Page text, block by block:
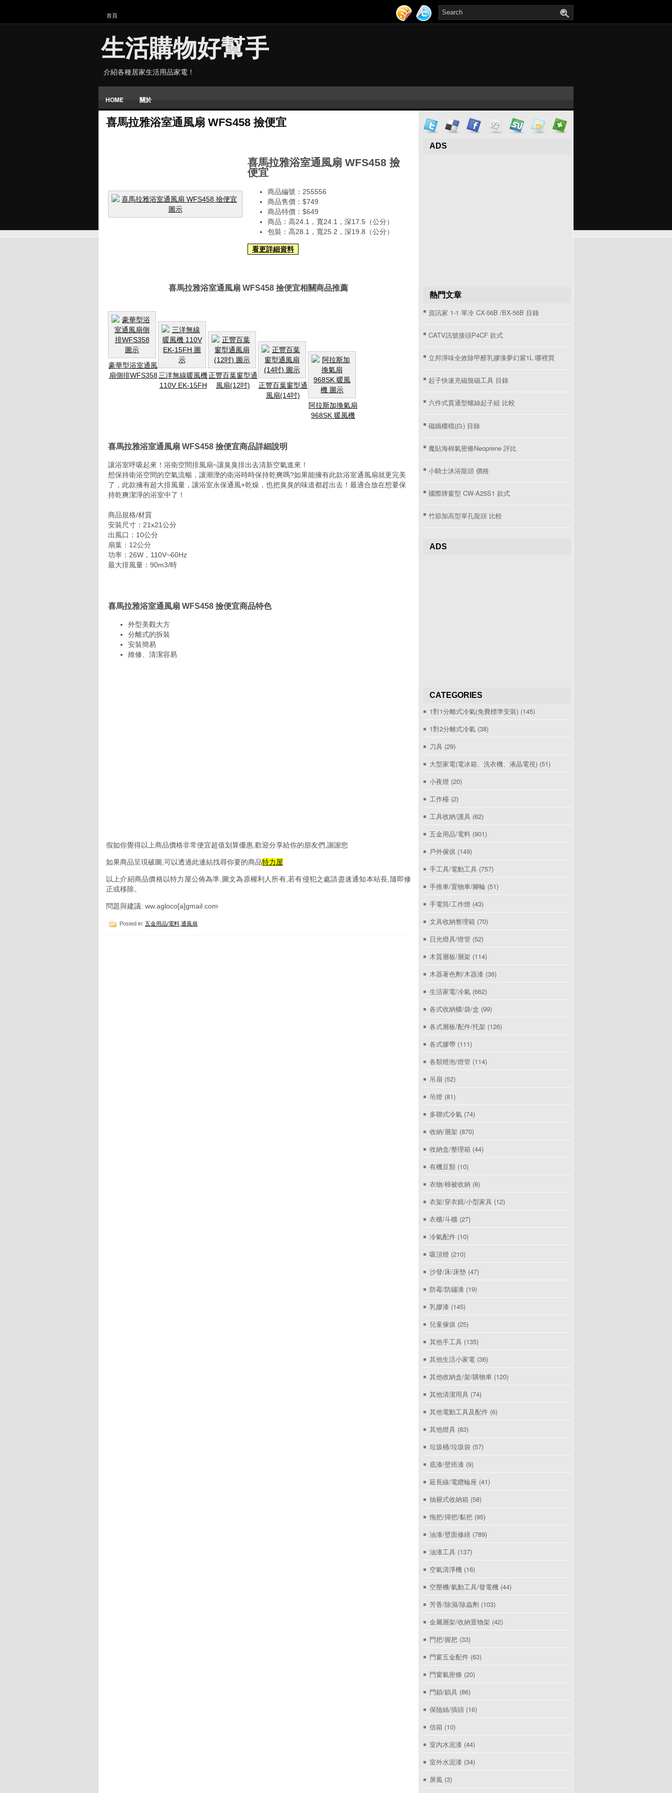
首頁
生活購物好幫手
介紹各種居家生活用品家電！
HOME 關於
喜馬拉雅浴室通風扇 WFS458 撿便宜
喜馬拉雅浴室通風扇 WFS458 撿
便宜
商品編號：255556
商品售價：$749
商品特價： $649
商品：高24.1，寬24.1，深17.5（公分）
包裝：高28.1，寬25.2，深19.8（公分）
看更詳細資料
喜馬拉雅浴室通風扇 WFS458 撿便宜相關商品推薦
豪華型浴室通風
扇側排WFS358 三洋無線暖風機
110V EK-15FH
正豐百葉窗型通
風扇(12吋)
正豐百葉窗型通
風扇(14吋)
阿拉斯加換氣扇
968SK 暖風機
喜馬拉雅浴室通風扇 WFS458 撿便宜商品詳細說明
讓浴室呼吸起來！浴衛空間排風扇~讓臭臭排出去清新空氣進來！
想保持衛浴空間的空氣流暢，讓潮溼的衛浴時時保持乾爽嗎?如果能擁有此款浴室通風扇就更完美
了，此款擁有超大排風量，讓浴室永保通風+乾燥，也把臭臭的味道都趕出去！最適合放在想要保
持乾爽潔淨的浴室中了！
商品規格/材質
安裝尺寸：21x21公分
出風口：10公分
扇葉：12公分
功率：26W，110V~60Hz
最大排風量：90m3/時
喜馬拉雅浴室通風扇 WFS458 撿便宜商品特色
外型美觀大方
分離式的拆裝
安裝簡易
維修、清潔容易
假如你覺得以上商品價格非常便宜超值划算優惠,歡迎分享給你的朋友們,謝謝您
如果商品呈現破圖,可以透過此連結找尋你要的商品特力屋
以上介紹商品價格以特力屋公佈為準,圖文為原權利人所有,若有侵犯之處請盡速通知本站長,隨即修
正或移除。
問題與建議: ww.agloco[a]gmail.com
Posted in: 五金用品/電料 通風扇
ADS
熱門文章
資訊家 1-1 單冷 CX-56B /BX-56B 目錄
CATV訊號接頭P4CF 款式
立邦淨味全效除甲醛乳膠漆夢幻紫1L 哪裡買
起子快速充磁脫磁工具 目錄
六件式貫通型螺絲起子組 比較
磁鐵櫃檔(白) 目錄
魔貼海棉氣密條Neoprene 評比
小騎士沐浴龍頭 價格
國際牌窗型 CW-A25S1 款式
竹節加高型單孔龍頭 比較
ADS
CATEGORIES
1對1分離式冷氣(免費標準安裝) (145)
1對2分離式冷氣 (38)
刀具 (29)
大型家電(電冰箱、洗衣機、液晶電視) (51)
小夜燈 (20)
工作檯 (2)
工具收納/護具 (62)
五金用品/電料 (901)
戶外傢俱 (149)
手工具/電動工具 (757)
手推車/置物車/腳輪 (51)
手電筒/工作燈 (43)
文具收納整理箱 (70)
日光燈具/燈管 (52)
木質層板/層架 (114)
木器著色劑/木器漆 (36)
生活家電/冷氣 (662)
各式收納櫃/袋/盒 (99)
各式層板/配件/托架 (126)
各式膠帶 (111)
各類燈泡/燈管 (114)
吊扇 (52)
吊燈 (81)
多聯式冷氣 (74)
收納/層架 (870)
收納盒/整理箱 (44)
有機豆類 (10)
衣物/棉被收納 (8)
衣架/穿衣鏡/小型家具 (12)
衣櫃/斗櫃 (27)
冷氣配件 (10)
吸頂燈 (210)
沙發/床/床墊 (47)
防霉/防鏽漆 (19)
乳膠漆 (145)
兒童傢俱 (25)
其他手工具 (135)
其他生活小家電 (36)
其他收納盒/架/購物車 (120)
其他清潔用具 (74)
其他電動工具及配件 (6)
其他燈具 (83)
垃圾桶/垃圾袋 (57)
底漆/壁癌漆 (9)
延長線/電纜輪座 (41)
抽屜式收納箱 (58)
拖把/掃把/黏把 (95)
油漆/壁面修繕 (789)
油漆工具 (137)
空氣清淨機 (16)
空壓機/氣動工具/發電機 (44)
芳香/除濕/除蟲劑 (103)
金屬層架/收納置物架 (42)
門把/握把 (33)
門窗五金配件 (63)
門窗氣密條 (20)
門鎖/鎖具 (86)
保險絲/插頭 (16)
信箱 (10)
室內水泥漆 (44)
室外水泥漆 (34)
屏風 (3)